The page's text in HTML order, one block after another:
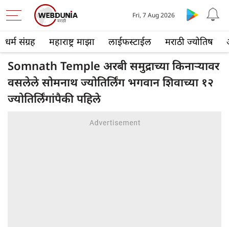
धर्म संग्रह महाराष्ट्र माझा लाईफस्टाईल मराठी ज्योतिष
Fri, 7 Aug 2026
Somnath Temple अरबी समुद्राच्या किनाऱ्यावर
वसलेले सोमनाथ ज्योतिर्लिंग भगवान शिवाच्या १२
ज्योतिर्लिंगांपैकी पहिले